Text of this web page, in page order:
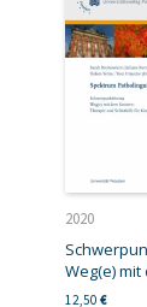
2020
Weg(e)
12,50 €